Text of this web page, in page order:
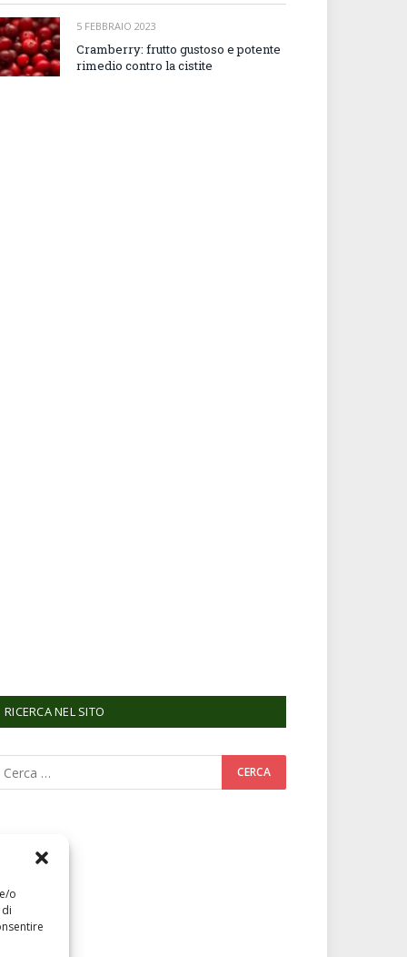
o
5 FEBBRAIO 2023
Cramberry: frutto gustoso e potente
rimedio contro la cistite
RICERCA NEL SITO